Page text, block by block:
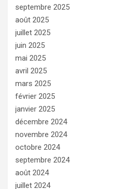
septembre 2025
août 2025
juillet 2025
juin 2025
mai 2025
avril 2025
mars 2025
février 2025
janvier 2025
décembre 2024
novembre 2024
octobre 2024
septembre 2024
août 2024
juillet 2024